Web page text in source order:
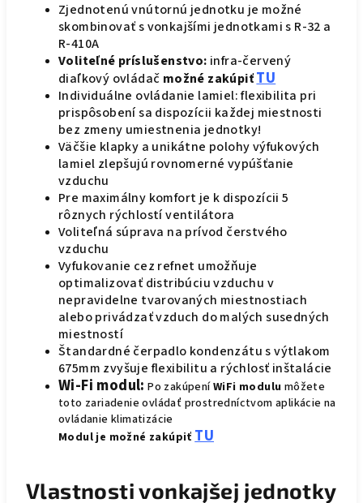
Zjednotenú vnútornú jednotku je možné
skombinovať s vonkajšími jednotkami s R-32 a
R-410A
Voliteľné príslušenstvo: infra-červený
diaľkový ovládač možné zakúpiťTU
Individuálne ovládanie lamiel: flexibilita pri
prispôsobení sa dispozícii každej miestnosti
bez zmeny umiestnenia jednotky!
Väčšie klapky a unikátne polohy výfukových
lamiel zlepšujú rovnomerné vypúšťanie
vzduchu
Pre maximálny komfort je k dispozícii 5
rôznych rýchlostí ventilátora
Voliteľná súprava na prívod čerstvého
vzduchu
Vyfukovanie cez refnet umožňuje
optimalizovať distribúciu vzduchu v
nepravidelne tvarovaných miestnostiach
alebo privádzať vzduch do malých susedných
miestností
Štandardné čerpadlo kondenzátu s výtlakom
675mm zvyšuje flexibilitu a rýchlosť inštalácie
Wi-Fi modul: Po zakúpeníWiFi modulu môžete
toto zariadenie ovládať prostredníctvom aplikácie na
ovládanie klimatizácie
Modul je možné zakúpiť TU
Vlastnosti vonkajšej jednotky